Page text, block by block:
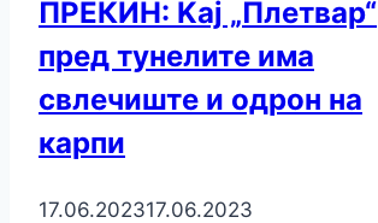
ПРЕКИН: Kај „Плетвар“
пред тунелите има
свлечиште и одрон на
карпи
17.06.202317.06.2023